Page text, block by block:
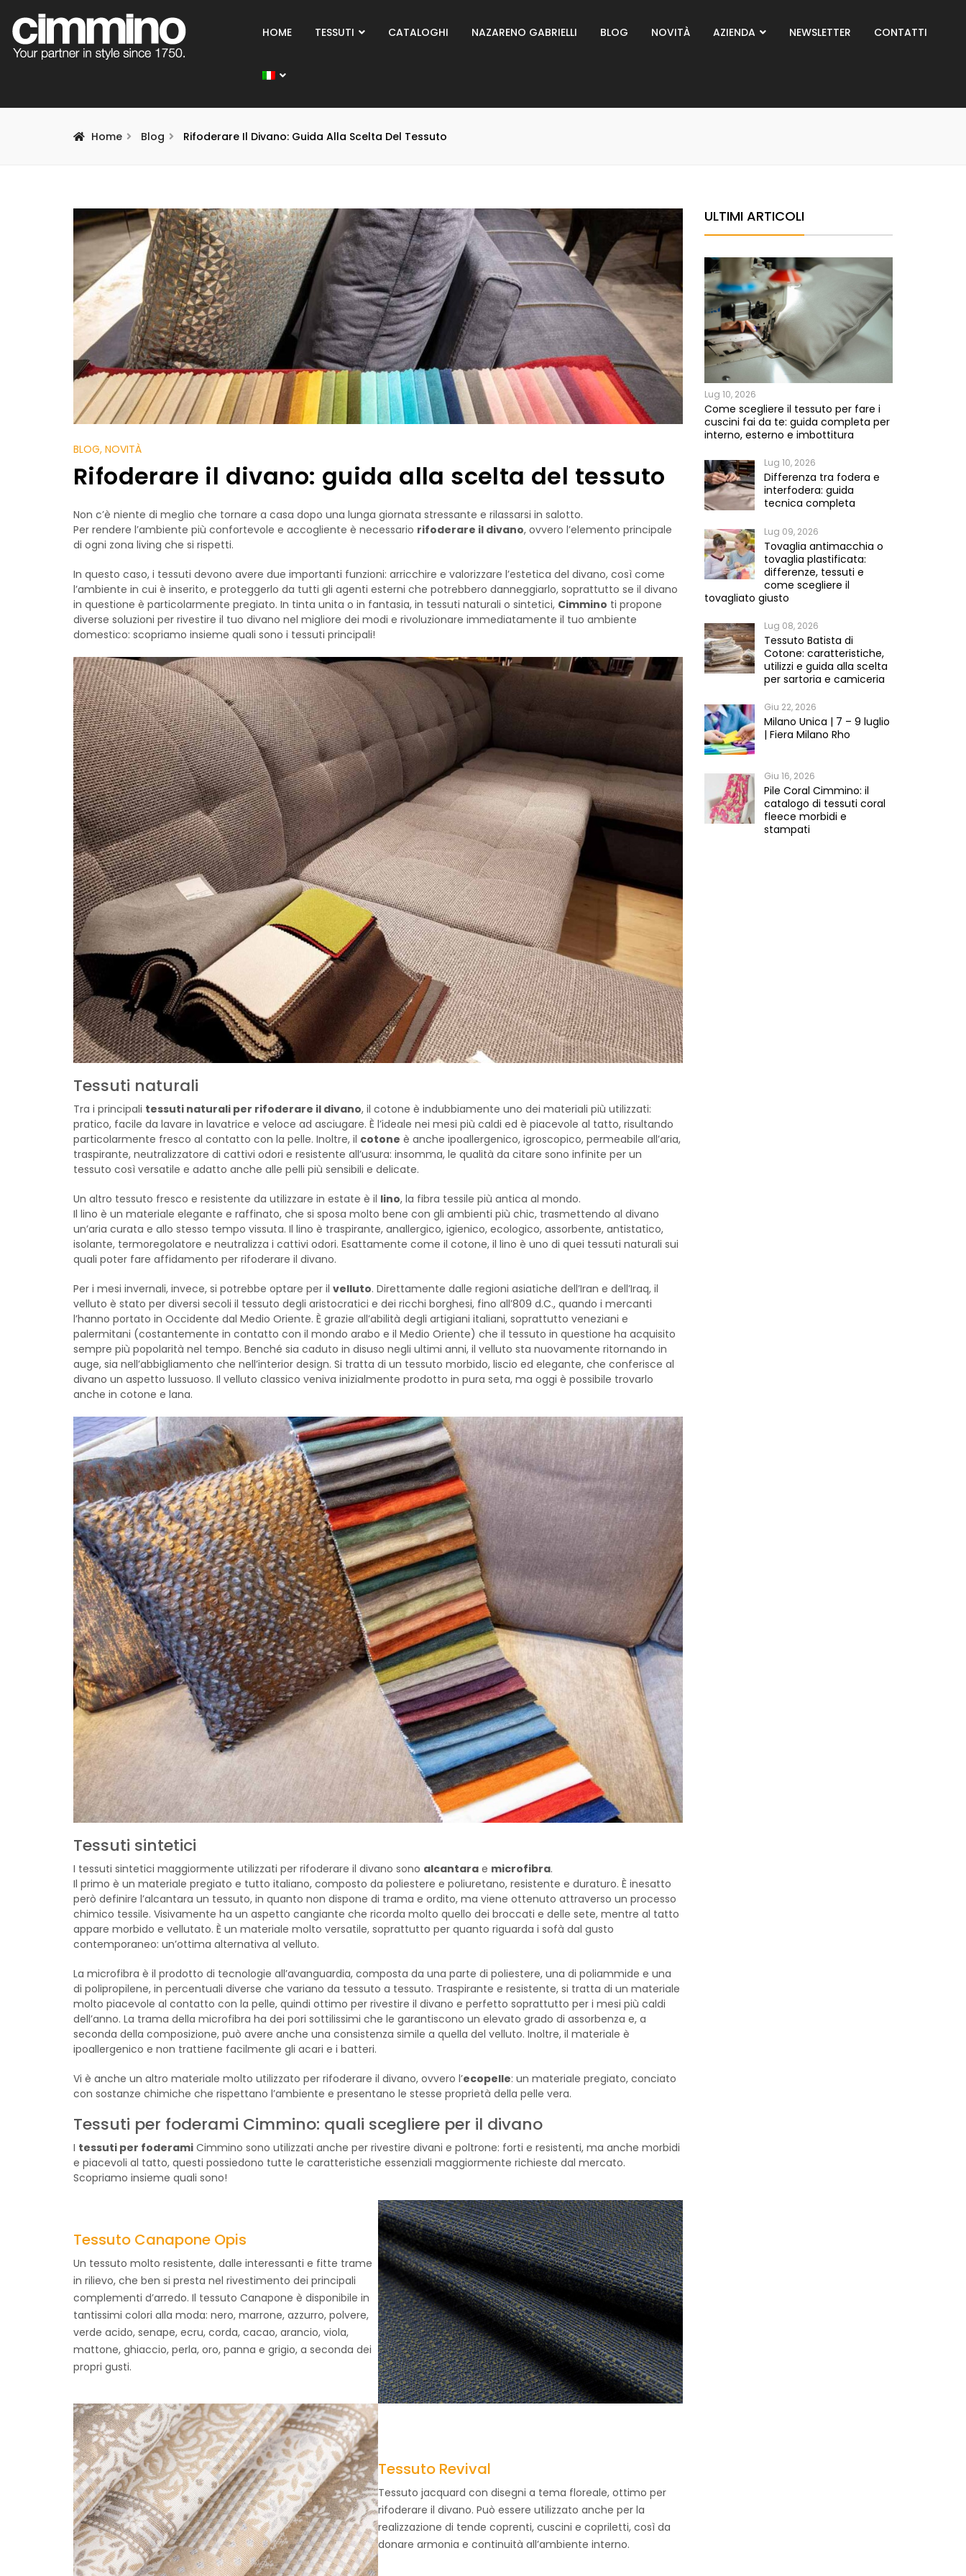
HOME TESSUTI CATALOGHI NAZARENO GABRIELLI BLOG NOVITÀ AZIENDA NEWSLETTER CONTATTI
Home Blog Rifoderare Il Divano: Guida Alla Scelta Del Tessuto
BLOG, NOVITÀ
Rifoderare il divano: guida alla scelta del tessuto
Non c’è niente di meglio che tornare a casa dopo una lunga giornata stressante e rilassarsi in salotto.
Per rendere l’ambiente più confortevole e accogliente è necessario rifoderare il divano, ovvero l’elemento principale
di ogni zona living che si rispetti.
In questo caso, i tessuti devono avere due importanti funzioni: arricchire e valorizzare l’estetica del divano, così come
l’ambiente in cui è inserito, e proteggerlo da tutti gli agenti esterni che potrebbero danneggiarlo, soprattutto se il divano
in questione è particolarmente pregiato. In tinta unita o in fantasia, in tessuti naturali o sintetici, Cimmino ti propone
diverse soluzioni per rivestire il tuo divano nel migliore dei modi e rivoluzionare immediatamente il tuo ambiente
domestico: scopriamo insieme quali sono i tessuti principali!
Tessuti naturali
Tra i principali tessuti naturali per rifoderare il divano, il cotone è indubbiamente uno dei materiali più utilizzati:
pratico, facile da lavare in lavatrice e veloce ad asciugare. È l’ideale nei mesi più caldi ed è piacevole al tatto, risultando
particolarmente fresco al contatto con la pelle. Inoltre, il cotone è anche ipoallergenico, igroscopico, permeabile all’aria,
traspirante, neutralizzatore di cattivi odori e resistente all’usura: insomma, le qualità da citare sono infinite per un
tessuto così versatile e adatto anche alle pelli più sensibili e delicate.
Un altro tessuto fresco e resistente da utilizzare in estate è il lino, la fibra tessile più antica al mondo.
Il lino è un materiale elegante e raffinato, che si sposa molto bene con gli ambienti più chic, trasmettendo al divano
un’aria curata e allo stesso tempo vissuta. Il lino è traspirante, anallergico, igienico, ecologico, assorbente, antistatico,
isolante, termoregolatore e neutralizza i cattivi odori. Esattamente come il cotone, il lino è uno di quei tessuti naturali sui
quali poter fare affidamento per rifoderare il divano.
Per i mesi invernali, invece, si potrebbe optare per il velluto. Direttamente dalle regioni asiatiche dell’Iran e dell’Iraq, il
velluto è stato per diversi secoli il tessuto degli aristocratici e dei ricchi borghesi, fino all’809 d.C., quando i mercanti
l’hanno portato in Occidente dal Medio Oriente. È grazie all’abilità degli artigiani italiani, soprattutto veneziani e
palermitani (costantemente in contatto con il mondo arabo e il Medio Oriente) che il tessuto in questione ha acquisito
sempre più popolarità nel tempo. Benché sia caduto in disuso negli ultimi anni, il velluto sta nuovamente ritornando in
auge, sia nell’abbigliamento che nell’interior design. Si tratta di un tessuto morbido, liscio ed elegante, che conferisce al
divano un aspetto lussuoso. Il velluto classico veniva inizialmente prodotto in pura seta, ma oggi è possibile trovarlo
anche in cotone e lana.
Tessuti sintetici
I tessuti sintetici maggiormente utilizzati per rifoderare il divano sono alcantara e microfibra.
Il primo è un materiale pregiato e tutto italiano, composto da poliestere e poliuretano, resistente e duraturo. È inesatto
però definire l’alcantara un tessuto, in quanto non dispone di trama e ordito, ma viene ottenuto attraverso un processo
chimico tessile. Visivamente ha un aspetto cangiante che ricorda molto quello dei broccati e delle sete, mentre al tatto
appare morbido e vellutato. È un materiale molto versatile, soprattutto per quanto riguarda i sofà dal gusto
contemporaneo: un’ottima alternativa al velluto.
La microfibra è il prodotto di tecnologie all’avanguardia, composta da una parte di poliestere, una di poliammide e una
di polipropilene, in percentuali diverse che variano da tessuto a tessuto. Traspirante e resistente, si tratta di un materiale
molto piacevole al contatto con la pelle, quindi ottimo per rivestire il divano e perfetto soprattutto per i mesi più caldi
dell’anno. La trama della microfibra ha dei pori sottilissimi che le garantiscono un elevato grado di assorbenza e, a
seconda della composizione, può avere anche una consistenza simile a quella del velluto. Inoltre, il materiale è
ipoallergenico e non trattiene facilmente gli acari e i batteri.
Vi è anche un altro materiale molto utilizzato per rifoderare il divano, ovvero l’ecopelle: un materiale pregiato, conciato
con sostanze chimiche che rispettano l’ambiente e presentano le stesse proprietà della pelle vera.
Tessuti per foderami Cimmino: quali scegliere per il divano
I tessuti per foderami Cimmino sono utilizzati anche per rivestire divani e poltrone: forti e resistenti, ma anche morbidi
e piacevoli al tatto, questi possiedono tutte le caratteristiche essenziali maggiormente richieste dal mercato.
Scopriamo insieme quali sono!
Tessuto Canapone Opis
Un tessuto molto resistente, dalle interessanti e fitte trame
in rilievo, che ben si presta nel rivestimento dei principali
complementi d’arredo. Il tessuto Canapone è disponibile in
tantissimi colori alla moda: nero, marrone, azzurro, polvere,
verde acido, senape, ecru, corda, cacao, arancio, viola,
mattone, ghiaccio, perla, oro, panna e grigio, a seconda dei
propri gusti.
Tessuto Revival
Tessuto jacquard con disegni a tema floreale, ottimo per
rifoderare il divano. Può essere utilizzato anche per la
realizzazione di tende coprenti, cuscini e copriletti, così da
donare armonia e continuità all’ambiente interno.
ULTIMI ARTICOLI
Lug 10, 2026
Come scegliere il tessuto per fare i
cuscini fai da te: guida completa per
interno, esterno e imbottitura
Lug 10, 2026
Differenza tra fodera e
interfodera: guida
tecnica completa
Lug 09, 2026
Tovaglia antimacchia o
tovaglia plastificata:
differenze, tessuti e
come scegliere il
tovagliato giusto
Lug 08, 2026
Tessuto Batista di
Cotone: caratteristiche,
utilizzi e guida alla scelta
per sartoria e camiceria
Giu 22, 2026
Milano Unica | 7 – 9 luglio
| Fiera Milano Rho
Giu 16, 2026
Pile Coral Cimmino: il
catalogo di tessuti coral
fleece morbidi e
stampati